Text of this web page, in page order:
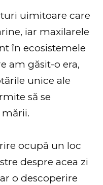
uimitoare care
iar maxilarele
în ecosistemele
am găsit-o era,
unice ale
să se
ocupă un loc
despre acea zi
o descoperire